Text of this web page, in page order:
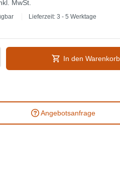
MwSt.
Lieferzeit: 3 - 5 Werktage
In den Warenkorb
Angebotsanfrage